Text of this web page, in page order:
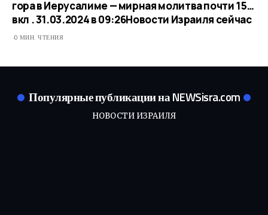
гора в Иерусалиме — мирная молитва почти 15…
вкл . 31.03.2024 в 09:26​Новости Израиля сейчас
0 МИН. ЧТЕНИЯ
Популярные публикации на NEWSisra.com
НОВОСТИ ИЗРАИЛЯ